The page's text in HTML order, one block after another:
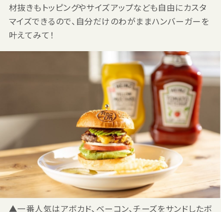
材抜きもトッピングやサイズアップなども自由にカスタ
マイズできるので、自分だけのわがままハンバーガーを
叶えてみて！
▲一番人気はアボカド、ベーコン、チーズをサンドしたボ